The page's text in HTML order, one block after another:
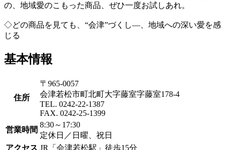
の、地域愛のこもった商品、ぜひ一度お試しあれ。
◇どの商品を見ても、“会津”づくし―、地域への深い愛を感
じる
基本情報
住所
〒965-0057
会津若松市町北町大字藤室字藤室178-4
TEL. 0242-22-1387
FAX. 0242-25-1399
営業時間
8:30～17:30
定休日／日曜、祝日
アクセス JR「会津若松駅」徒歩15分